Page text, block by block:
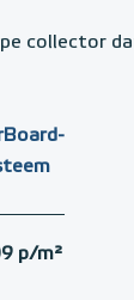
collector
p/m²